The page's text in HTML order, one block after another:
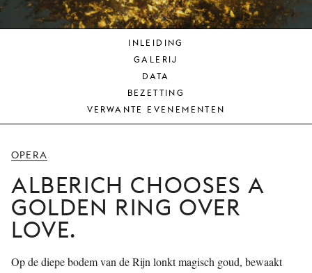
DE
MUNT
ONS
INLEIDING
GALERIJ
DATA
BEZETTING
VERWANTE EVENEMENTEN
OPERA
ALBERICH CHOOSES A
GOLDEN RING OVER
LOVE.
Op de diepe bodem van de Rijn lonkt magisch goud, bewaakt